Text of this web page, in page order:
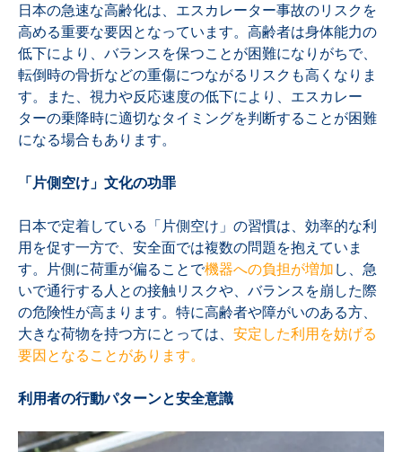
日本の急速な高齢化は、エスカレーター事故のリスクを
高める重要な要因となっています。高齢者は身体能力の
低下により、バランスを保つことが困難になりがちで、
転倒時の骨折などの重傷につながるリスクも高くなりま
す。また、視力や反応速度の低下により、エスカレー
ターの乗降時に適切なタイミングを判断することが困難
になる場合もあります。
「片側空け」文化の功罪
日本で定着している「片側空け」の習慣は、効率的な利
用を促す一方で、安全面では複数の問題を抱えていま
す。片側に荷重が偏ることで機器への負担が増加し、急
いで通行する人との接触リスクや、バランスを崩した際
の危険性が高まります。特に高齢者や障がいのある方、
大きな荷物を持つ方にとっては、 安定した利用を妨げる
要因となることがあります。
利用者の行動パターンと安全意識